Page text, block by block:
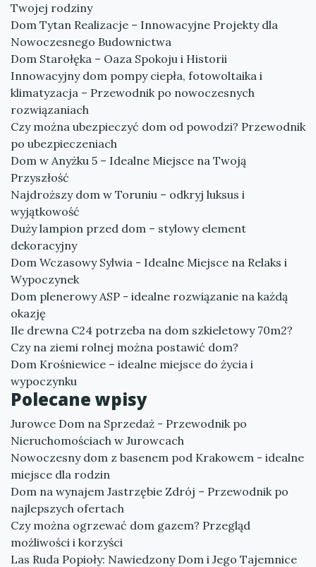
Twojej rodziny
Dom Tytan Realizacje – Innowacyjne Projekty dla
Nowoczesnego Budownictwa
Dom Starołęka – Oaza Spokoju i Historii
Innowacyjny dom pompy ciepła, fotowoltaika i
klimatyzacja – Przewodnik po nowoczesnych
rozwiązaniach
Czy można ubezpieczyć dom od powodzi? Przewodnik
po ubezpieczeniach
Dom w Anyżku 5 – Idealne Miejsce na Twoją
Przyszłość
Najdroższy dom w Toruniu – odkryj luksus i
wyjątkowość
Duży lampion przed dom – stylowy element
dekoracyjny
Dom Wczasowy Sylwia - Idealne Miejsce na Relaks i
Wypoczynek
Dom plenerowy ASP - idealne rozwiązanie na każdą
okazję
Ile drewna C24 potrzeba na dom szkieletowy 70m2?
Czy na ziemi rolnej można postawić dom?
Dom Krośniewice – idealne miejsce do życia i
wypoczynku
Polecane wpisy
Jurowce Dom na Sprzedaż - Przewodnik po
Nieruchomościach w Jurowcach
Nowoczesny dom z basenem pod Krakowem - idealne
miejsce dla rodzin
Dom na wynajem Jastrzębie Zdrój – Przewodnik po
najlepszych ofertach
Czy można ogrzewać dom gazem? Przegląd
możliwości i korzyści
Las Ruda Popioły: Nawiedzony Dom i Jego Tajemnice